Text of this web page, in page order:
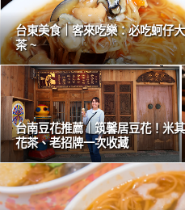
台東美食｜客來吃樂：必吃蚵仔
茶 ~
台南豆花推薦｜筑馨居豆花！米
花茶、老招牌一次收藏